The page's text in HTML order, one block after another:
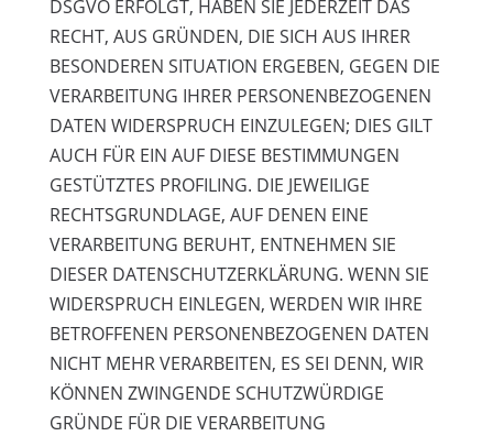
DSGVO ERFOLGT, HABEN SIE JEDERZEIT DAS
RECHT, AUS GRÜNDEN, DIE SICH AUS IHRER
BESONDEREN SITUATION ERGEBEN, GEGEN DIE
VERARBEITUNG IHRER PERSONENBEZOGENEN
DATEN WIDERSPRUCH EINZULEGEN; DIES GILT
AUCH FÜR EIN AUF DIESE BESTIMMUNGEN
GESTÜTZTES PROFILING. DIE JEWEILIGE
RECHTSGRUNDLAGE, AUF DENEN EINE
VERARBEITUNG BERUHT, ENTNEHMEN SIE
DIESER DATENSCHUTZERKLÄRUNG. WENN SIE
WIDERSPRUCH EINLEGEN, WERDEN WIR IHRE
BETROFFENEN PERSONENBEZOGENEN DATEN
NICHT MEHR VERARBEITEN, ES SEI DENN, WIR
KÖNNEN ZWINGENDE SCHUTZWÜRDIGE
GRÜNDE FÜR DIE VERARBEITUNG